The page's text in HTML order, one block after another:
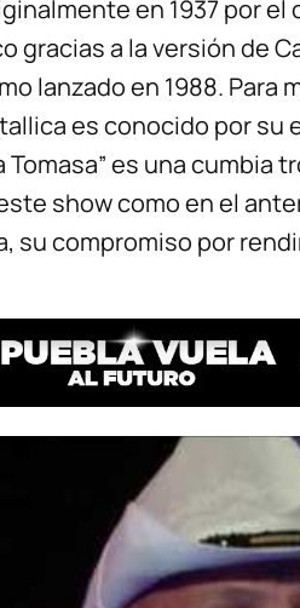
en 1937 por el
gracias a la versión de
lanzado en 1988. Para
es conocido por su
Tomasa” es una cumbia
show como en el
su compromiso por